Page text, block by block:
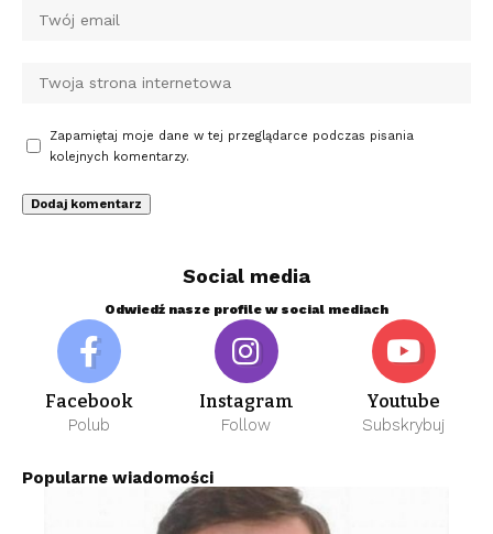
Zapamiętaj moje dane w tej przeglądarce podczas pisania
kolejnych komentarzy.
Social media
Odwiedź nasze profile w social mediach
Facebook
Polub
Instagram
Follow
Youtube
Subskrybuj
Popularne wiadomości